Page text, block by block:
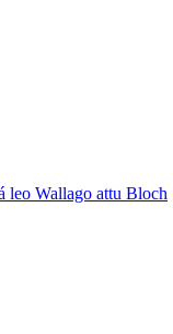
leo Wallago attu Bloch